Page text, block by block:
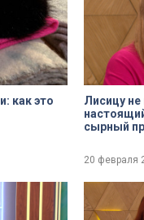
как это
Лисицу не
сырный
20 февраля